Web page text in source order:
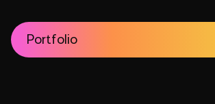
Portfolio